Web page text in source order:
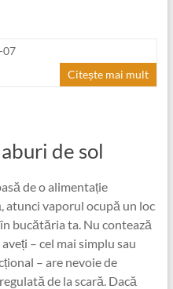
07
Citește mai mult
de sol
de o alimentație
atunci vaporul ocupă un loc
bucătăria ta. Nu contează
– cel mai simplu sau
– are nevoie de
de la scară. Dacă